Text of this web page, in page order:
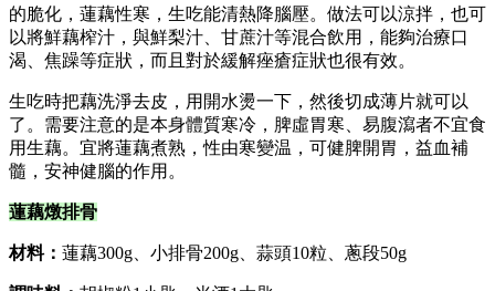
的脆化，蓮藕性寒，生吃能清熱降腦壓。做法可以涼拌，也可
以將鮮藕榨汁，與鮮梨汁、甘蔗汁等混合飲用，能夠治療口
渴、焦躁等症狀，而且對於緩解痤瘡症狀也很有效。
生吃時把藕洗淨去皮，用開水燙一下，然後切成薄片就可以
了。需要注意的是本身體質寒冷，脾虛胃寒、易腹瀉者不宜食
用生藕。宜將蓮藕煮熟，性由寒變温，可健脾開胃，益血補
髓，安神健腦的作用。
蓮藕燉排骨
材料： 蓮藕300g、小排骨200g、蒜頭10粒、蔥段50g